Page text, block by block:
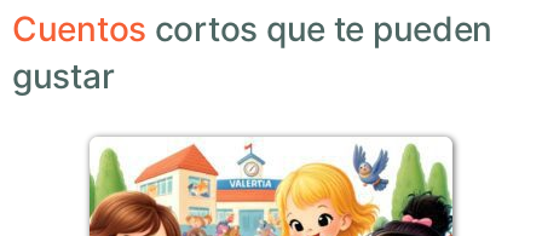
Cuentos cortos que te pueden
gustar